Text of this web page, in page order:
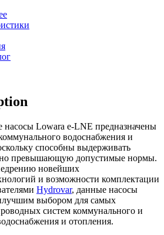
Lowara e-LNE предназначены
водоснабжения и
способны выдерживать
превышающую допустимые нормы.
новейших
и возможности комплектации
Hydrovar, данные насосы
выбором для самых
систем коммунального и
и отопления.